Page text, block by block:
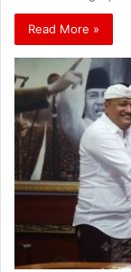
Read More »